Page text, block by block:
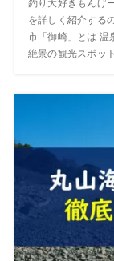
釣り大好きもんげ
を詳しく紹介する
市「御崎」とは 温
絶景の観光スポッ